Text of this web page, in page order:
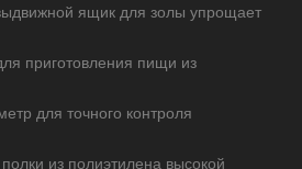
ящик для золы упрощает
приготовления пищи из
для точного контроля
из полиэтилена высокой